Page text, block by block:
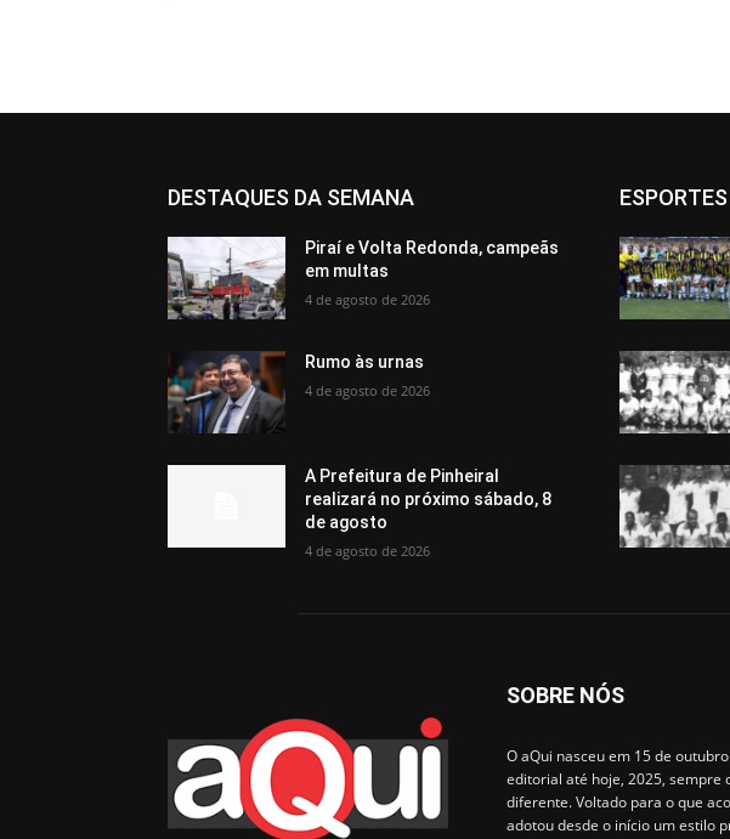
DESTAQUES DA SEMANA
Piraí e Volta Redonda, campeãs
em multas
4 de agosto de 2026
Rumo às urnas
4 de agosto de 2026
A Prefeitura de Pinheiral
realizará no próximo sábado, 8
de agosto
4 de agosto de 2026
ESPORTES
SOBRE NÓS
O aQui nasceu em 15 de
editorial até hoje, 2025, sempre
diferente. Voltado para o que
adotou desde o início um estilo